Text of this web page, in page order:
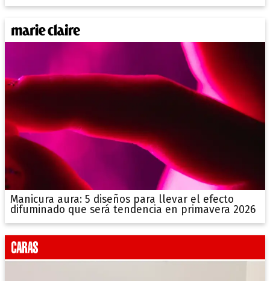
Manicura aura: 5 diseños para llevar el efecto
difuminado que será tendencia en primavera 2026